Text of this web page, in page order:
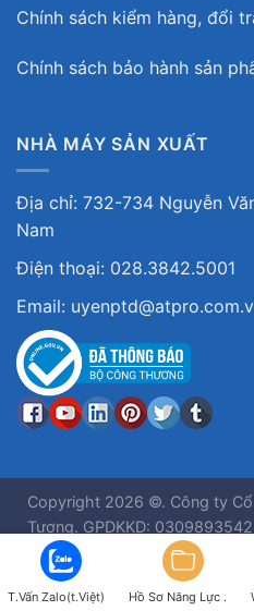
Chính sách kiểm hàng, đổi
Chính sách bảo hành sản
NHÀ MÁY SẢN XUẤT
Địa chỉ: 732-734 Nguyễn
Nam
Điện thoại: 028.3842.5001
Email:
Copyright 2026 ©. Công ty Cổ
Tượng. GPDKKD:
ngày 30/
T.Vấn Zalo(t.Việt) Hồ Sơ Năng Lực .